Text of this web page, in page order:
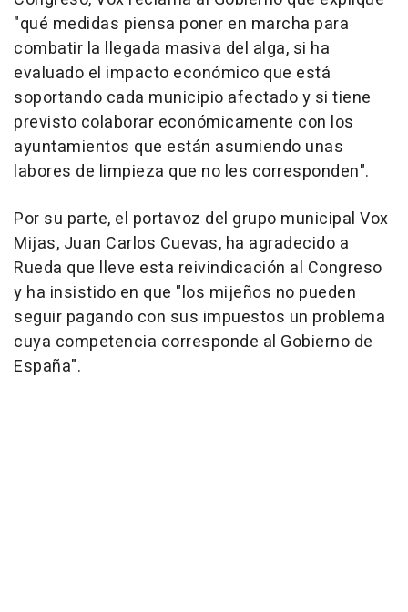
"qué medidas piensa poner en marcha para
combatir la llegada masiva del alga, si ha
evaluado el impacto económico que está
soportando cada municipio afectado y si tiene
previsto colaborar económicamente con los
ayuntamientos que están asumiendo unas
labores de limpieza que no les corresponden".
Por su parte, el portavoz del grupo municipal Vox
Mijas, Juan Carlos Cuevas, ha agradecido a
Rueda que lleve esta reivindicación al Congreso
y ha insistido en que "los mijeños no pueden
seguir pagando con sus impuestos un problema
cuya competencia corresponde al Gobierno de
España".